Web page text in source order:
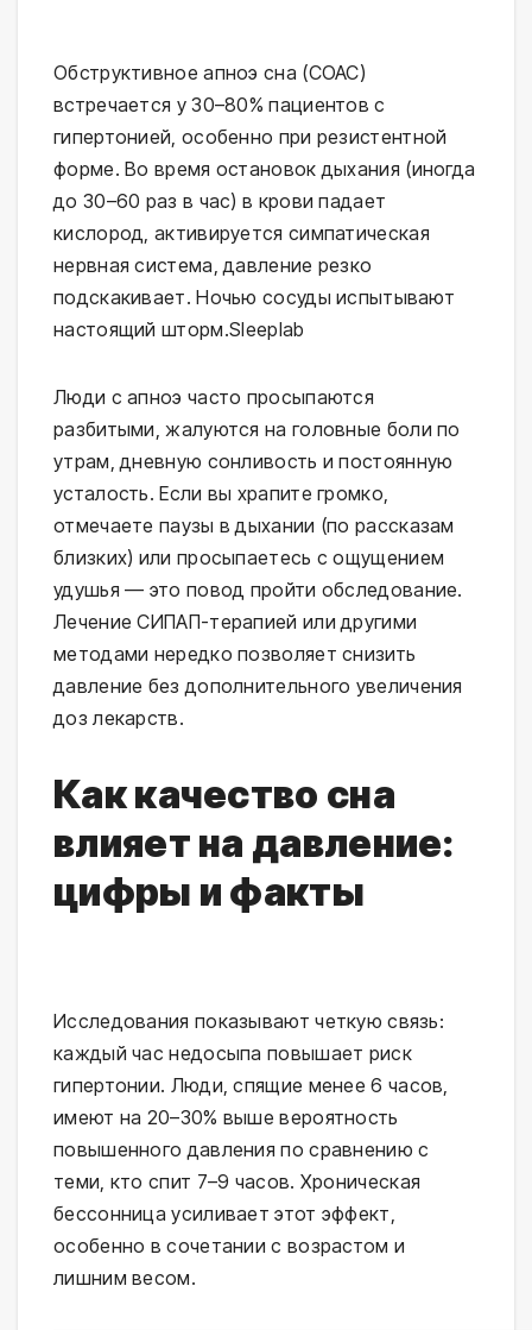
Обструктивное апноэ сна (СОАС)
встречается у 30–80% пациентов с
гипертонией, особенно при резистентной
форме. Во время остановок дыхания (иногда
до 30–60 раз в час) в крови падает
кислород, активируется симпатическая
нервная система, давление резко
подскакивает. Ночью сосуды испытывают
настоящий шторм.⁠Sleeplab
Люди с апноэ часто просыпаются
разбитыми, жалуются на головные боли по
утрам, дневную сонливость и постоянную
усталость. Если вы храпите громко,
отмечаете паузы в дыхании (по рассказам
близких) или просыпаетесь с ощущением
удушья — это повод пройти обследование.
Лечение СИПАП-терапией или другими
методами нередко позволяет снизить
давление без дополнительного увеличения
доз лекарств.
Как качество сна
влияет на давление:
цифры и факты
Исследования показывают четкую связь:
каждый час недосыпа повышает риск
гипертонии. Люди, спящие менее 6 часов,
имеют на 20–30% выше вероятность
повышенного давления по сравнению с
теми, кто спит 7–9 часов. Хроническая
бессонница усиливает этот эффект,
особенно в сочетании с возрастом и
лишним весом.